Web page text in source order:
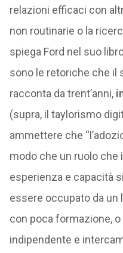
relazioni efficaci con
non routinarie o la
spiega Ford nel suo
sono le retoriche che il
racconta da trent’anni,
(supra, il taylorismo
ammettere che
modo che un ruolo che
esperienza e capacità
essere occupato da un
con poca formazione,
indipendente e